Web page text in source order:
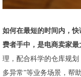
如何在最短的时间内，
费者手中，是电商卖家最
理，配合科学的仓库规划
多异常”等业务场景，帮